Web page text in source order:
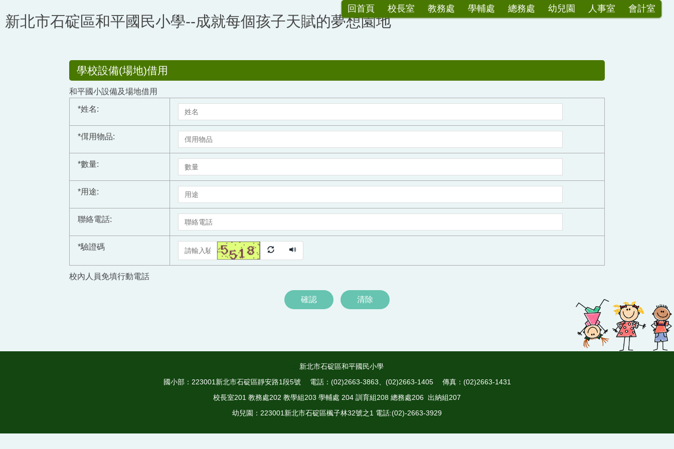
到
新北市石碇區和平國民小學--成就每個孩子天賦的夢想園地
回首頁 校長室 教務處 學輔處 總務處 幼兒園 人事室 會計室
學校設備(場地)借用
和平國小設備及場地借用
*姓名:
*傇用物品:
*數量:
*用途:
聯絡電話:
*驗證碼
校內人員免填行動電話
確認 清除
新北市石碇區和平國民小學
國小部：223001新北市石碇區靜安路1段5號 電話：(02)2663-3863、(02)2663-1405 傳真：(02)2663-1431
校長室201 教務處202 教學組203 學輔處 204 訓育組208 總務處206 出納組207
幼兒園：223001新北市石碇區楓子林32號之1 電話:(02)-2663-3929